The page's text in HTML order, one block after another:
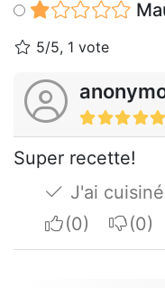
5/5, 1 vote
Super recette!
J'ai
I apreciate
I do